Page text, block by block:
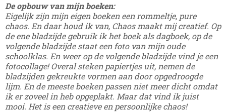
De opbouw van mijn boeken:
Eigelijk zijn mijn eigen boeken een rommeltje, pure
chaos. En daar houd ik van, Chaos maakt mij creatief. Op
de ene bladzijde gebruik ik het boek als dagboek, op de
volgende bladzijde staat een foto van mijn oude
schoolklas. En weer op de volgende bladzijde vind je een
fotocollage! Overal steken papiertjes uit, nemen de
bladzijden gekreukte vormen aan door opgedroogde
lijm. En de meeste boeken passen niet meer dicht omdat
ik er zoveel in heb opgeplakt. Maar dat vind ik juist
mooi. Het is een creatieve en persoonlijke chaos!